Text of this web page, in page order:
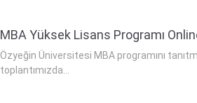
MBA Yüksek Lisans Programı
Özyeğin Üniversitesi MBA programını
toplantımızda...